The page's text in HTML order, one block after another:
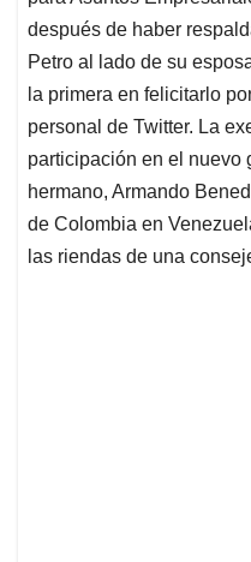
p
p
o
k
I
n
después de haber
Petro al lado de su
la primera en felicitarlo
personal de Twitter. La
participación en el nuevo
hermano, Armando
de Colombia en
las riendas de una